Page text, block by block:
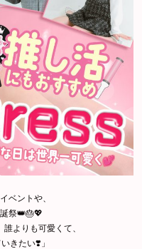
ベントや、
祭👑🎂💖
誰よりも可愛くて、
きたい❣️」